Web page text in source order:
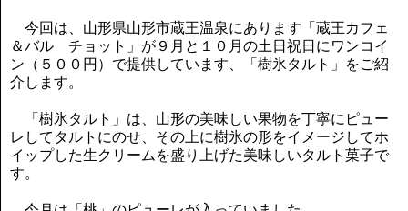
今回は、山形県山形市蔵王温泉にあります「蔵王カフェ
＆バル チョット」が９月と１０月の土日祝日にワンコイ
ン（５００円）で提供しています、「樹氷タルト」をご紹
介します。
「樹氷タルト」は、山形の美味しい果物を丁寧にピュー
レしてタルトにのせ、その上に樹氷の形をイメージしてホ
イップした生クリームを盛り上げた美味しいタルト菓子で
す。